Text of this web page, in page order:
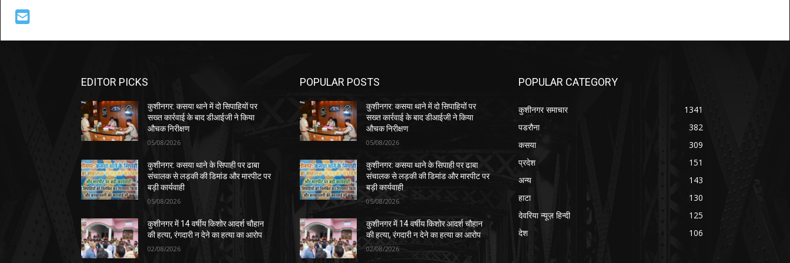
EDITOR PICKS
कुशीनगर: कसया थाने में दो सिपाहियों पर
सख्त कार्रवाई के बाद डीआईजी ने किया
औचक निरीक्षण
05/08/2026
कुशीनगर: कसया थाने के सिपाही पर ढाबा
संचालक से लड़की की डिमांड और मारपीट पर
बड़ी कार्यवाही
05/08/2026
कुशीनगर में 14 वर्षीय किशोर आदर्श चौहान
की हत्या, रंगदारी न देने का हत्या का आरोप
02/08/2026
POPULAR POSTS
कुशीनगर: कसया थाने में दो सिपाहियों पर
सख्त कार्रवाई के बाद डीआईजी ने किया
औचक निरीक्षण
05/08/2026
कुशीनगर: कसया थाने के सिपाही पर ढाबा
संचालक से लड़की की डिमांड और मारपीट पर
बड़ी कार्यवाही
05/08/2026
कुशीनगर में 14 वर्षीय किशोर आदर्श चौहान
की हत्या, रंगदारी न देने का हत्या का आरोप
02/08/2026
POPULAR CATEGORY
कुशीनगर समाचार
1341
पडरौना
382
कसया
309
प्रदेश
151
अन्य
143
हाटा
130
देवरिया न्यूज़ हिन्दी
125
देश
106